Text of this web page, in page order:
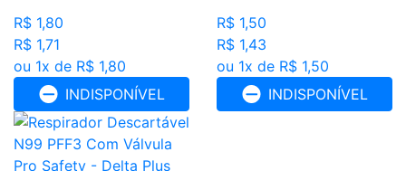
R$ 1,80
R$ 1,71
ou 1x de R$ 1,80
INDISPONÍVEL
R$ 1,50
R$ 1,43
ou 1x de R$ 1,50
INDISPONÍVEL